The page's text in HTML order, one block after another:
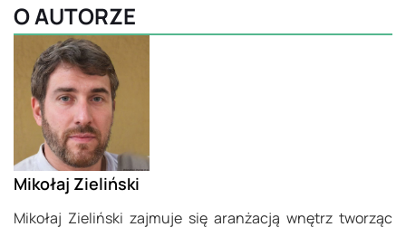
O AUTORZE
Mikołaj Zieliński
Mikołaj Zieliński zajmuje się aranżacją wnętrz tworząc